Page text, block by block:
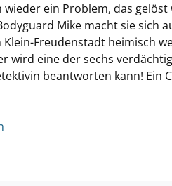
wieder ein Problem, das
Mike macht sie sich
Freudenstadt heimisch
wird eine der sechs
beantworten kann! Ein